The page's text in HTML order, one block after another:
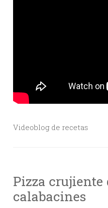
Videoblog de recetas
Pizza crujiente
calabacines